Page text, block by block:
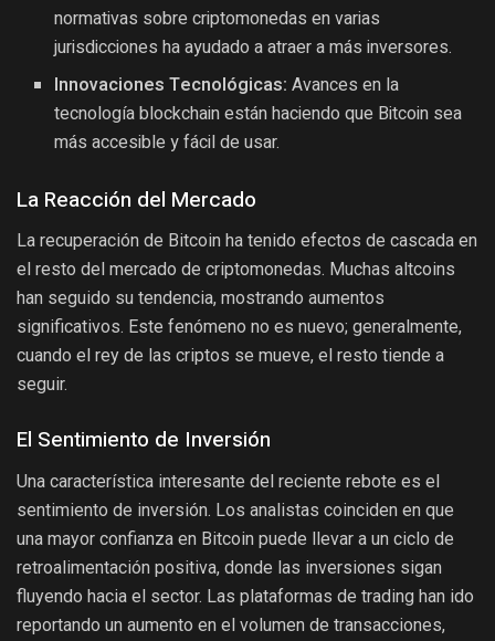
normativas sobre criptomonedas en varias
jurisdicciones ha ayudado a atraer a más inversores.
Innovaciones Tecnológicas: Avances en la
tecnología blockchain están haciendo que Bitcoin sea
más accesible y fácil de usar.
La Reacción del Mercado
La recuperación de Bitcoin ha tenido efectos de cascada en
el resto del mercado de criptomonedas. Muchas altcoins
han seguido su tendencia, mostrando aumentos
significativos. Este fenómeno no es nuevo; generalmente,
cuando el rey de las criptos se mueve, el resto tiende a
seguir.
El Sentimiento de Inversión
Una característica interesante del reciente rebote es el
sentimiento de inversión. Los analistas coinciden en que
una mayor confianza en Bitcoin puede llevar a un ciclo de
retroalimentación positiva, donde las inversiones sigan
fluyendo hacia el sector. Las plataformas de trading han ido
reportando un aumento en el volumen de transacciones,